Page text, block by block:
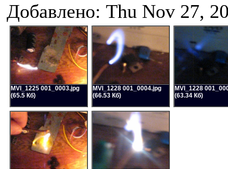
Добавлено: Thu Nov 27,
MVI_1225 001_0003.jpg
(65.5 Кб)
MVI_1228 001_0004.jpg
(66.53 Кб)
MVI_1228
(63.34 Кб)